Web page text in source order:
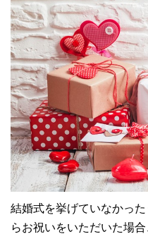
結婚式を挙げていなかっ
らお祝いをいただいた場